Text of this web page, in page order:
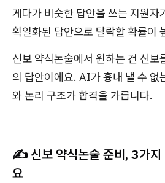
게다가 비슷한 답안을 쓰는 지원자
획일화된 답안으로 탈락할 확률이
신보 약식논술에서 원하는 건 신보
의 답안이에요. AI가 흉내 낼 수 없
와 논리 구조가 합격을 가릅니다.
✍️ 신보 약식논술 준비, 3가지
요